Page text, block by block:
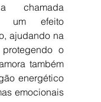
chamada
um efeito
ajudando na
o
também
energético
emocionais